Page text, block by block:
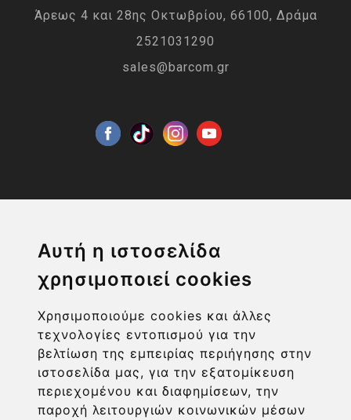
Αυτή η ιστοσελίδα
χρησιμοποιεί cookies
Χρησιμοποιούμε cookies και άλλες
τεχνολογίες εντοπισμού για την
βελτίωση της εμπειρίας περιήγησης στην
ιστοσελίδα μας, για την εξατομίκευση
περιεχομένου και διαφημίσεων, την
παροχή λειτουργιών κοινωνικών μέσων
Άρεως 4 και 28ης Οκτωβρίου, 66100, Δράμα
2521031290
sales@barcom.gr
ΧΡΗΣΙΜΑ LINKS
ΠΛΗΡΟΦΟΡΙΕΣ ΧΡΗΣΤΗ